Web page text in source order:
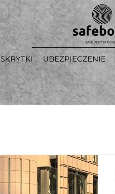
SKRYTKI UBEZPIECZENIE